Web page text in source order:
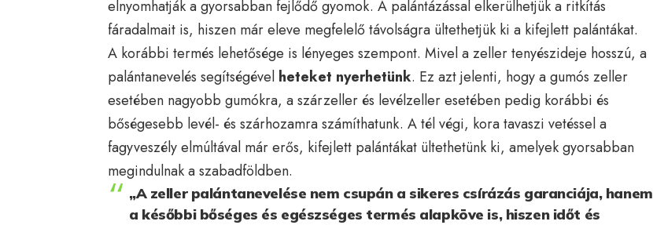
elnyomhatják a gyorsabban fejlődő gyomok. A palántázással elkerülhetjük a ritkítás
fáradalmait is, hiszen már eleve megfelelő távolságra ültethetjük ki a kifejlett palántákat.
A korábbi termés lehetősége is lényeges szempont. Mivel a zeller tenyészideje hosszú, a
palántanevelés segítségével heteket nyerhetünk. Ez azt jelenti, hogy a gumós zeller
esetében nagyobb gumókra, a szárzeller és levélzeller esetében pedig korábbi és
bőségesebb levél- és szárhozamra számíthatunk. A tél végi, kora tavaszi vetéssel a
fagyveszély elmúltával már erős, kifejlett palántákat ültethetünk ki, amelyek gyorsabban
megindulnak a szabadföldben.
„A zeller palántanevelése nem csupán a sikeres csírázás garanciája, hanem
a későbbi bőséges és egészséges termés alapköve is, hiszen időt és